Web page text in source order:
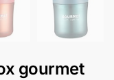
gourmet